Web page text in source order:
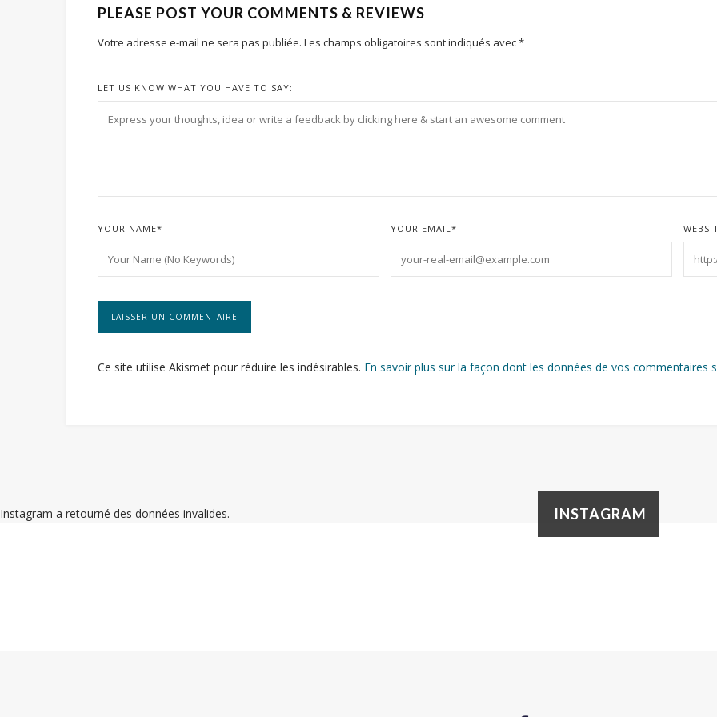
PLEASE POST YOUR COMMENTS & REVIEWS
Votre adresse e-mail ne sera pas publiée. Les champs obligatoires sont indiqués avec*
LET US KNOW WHAT YOU HAVE TO SAY:
YOUR NAME* YOUR EMAIL*
Ce site utilise Akismet pour réduire les indésirables. En savoir plus sur la façon dont les données de vos commentaires
INSTAGRAM
Instagram a retourné des données invalides.